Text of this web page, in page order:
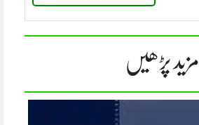
مزید پڑھیں